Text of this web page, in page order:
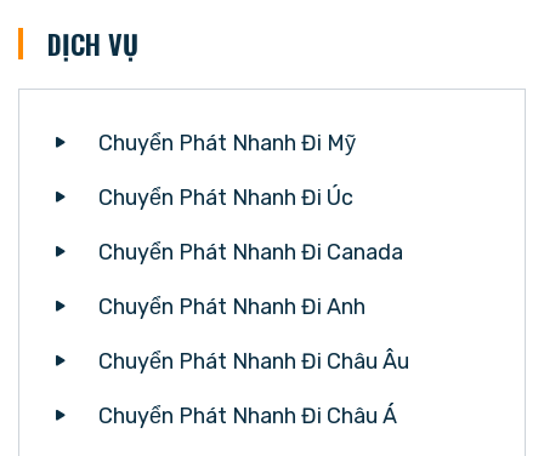
DỊCH VỤ
Chuyển Phát Nhanh Đi Mỹ
Chuyển Phát Nhanh Đi Úc
Chuyển Phát Nhanh Đi Canada
Chuyển Phát Nhanh Đi Anh
Chuyển Phát Nhanh Đi Châu Âu
Chuyển Phát Nhanh Đi Châu Á